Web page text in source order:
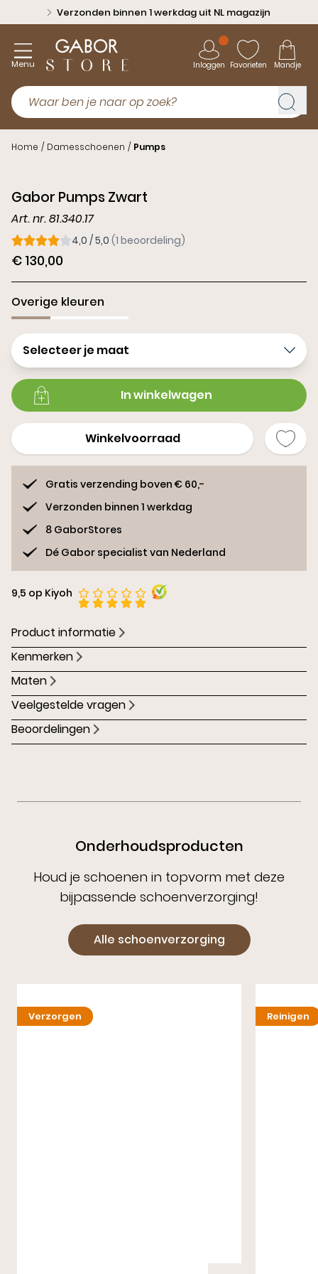
Verzonden binnen 1 werkdag uit NL magazijn
Menu Inloggen Favorieten Mandje
Home / Damesschoenen / Pumps
Gabor Pumps Zwart
Art. nr. 81.340.17
€ 130,00
4,0 / 5,0 (1 beoordeling)
Overige kleuren
Selecteer je maat
In winkelwagen
Winkelvoorraad
Gratis verzending boven € 60,-
Verzonden binnen 1 werkdag
8 GaborStores
Dé Gabor specialist van Nederland
9,5 op Kiyoh
Product informatie
Kenmerken
Maten
Veelgestelde vragen
Beoordelingen
Onderhoudsproducten
Houd je schoenen in topvorm met deze
bijpassende schoenverzorging!
Alle schoenverzorging
Verzorgen Reinigen